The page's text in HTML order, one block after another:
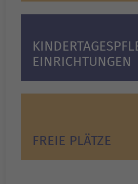
EINRICHTUNGEN
FREIE PLÄTZE